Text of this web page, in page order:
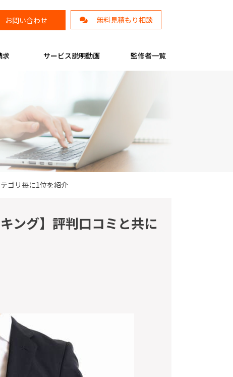
お問い合わせ 無料見積もり相談
求 サービス説明動画 監修者一覧
ゴリ毎に1位を紹介
ング】評判口コミと共に